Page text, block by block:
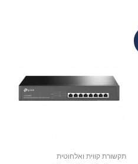
תקשורת קווית ואלחוטית